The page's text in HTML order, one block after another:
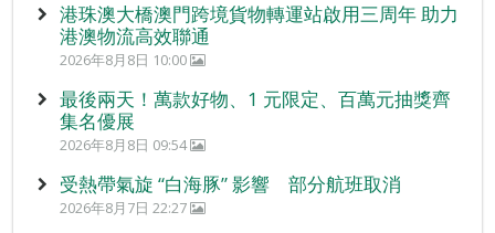
港珠澳大橋澳門跨境貨物轉運站啟用三周年 助力
港澳物流高效聯通
2026年8月8日 10:00
最後兩天！萬款好物、1 元限定、百萬元抽獎齊
集名優展
2026年8月8日 09:54
受熱帶氣旋 “白海豚” 影響 部分航班取消
2026年8月7日 22:27